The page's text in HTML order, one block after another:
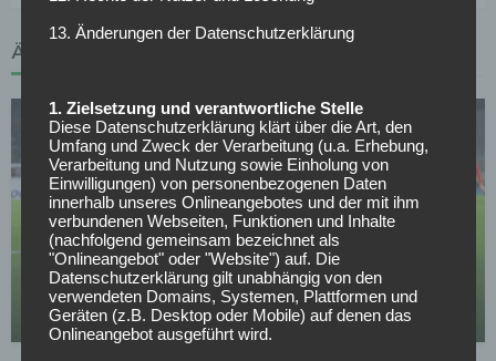
ÄHNLICHE ARTIKEL
BORUSSIA DORTMUND
Verkündung noch heute: BVB-Transfer kurz vor
Abschluss
12.05.2026
13. Änderungen der Datenschutzerklärung
1. Zielsetzung und verantwortliche Stelle
Diese Datenschutzerklärung klärt über die Art, den
Umfang und Zweck der Verarbeitung (u.a. Erhebung,
Verarbeitung und Nutzung sowie Einholung von
Einwilligungen) von personenbezogenen Daten
innerhalb unseres Onlineangebotes und der mit ihm
verbundenen Webseiten, Funktionen und Inhalte
(nachfolgend gemeinsam bezeichnet als
"Onlineangebot" oder "Website") auf. Die
Datenschutzerklärung gilt unabhängig von den
verwendeten Domains, Systemen, Plattformen und
Geräten (z.B. Desktop oder Mobile) auf denen das
Onlineangebot ausgeführt wird.